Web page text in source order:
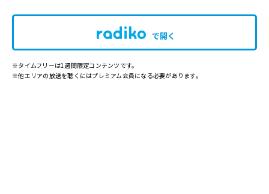
で開く
※タイムフリーは1週間限定コンテンツです。
※他エリアの放送を聴くにはプレミアム会員になる必要があります。